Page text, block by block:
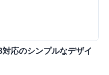
応のシンプルなデザイ